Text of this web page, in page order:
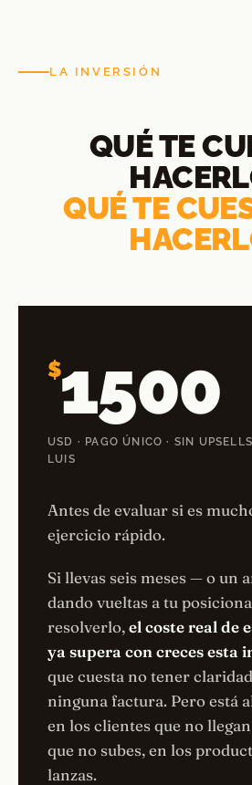
LA INVERSIÓN
QUÉ TE
QUÉ TE
$1500
USD · PAGO ÚNICO · SIN
LUIS
Antes de evaluar si es
ejercicio rápido.
Si llevas seis meses — o un
dando vueltas a tu
resolverlo,el coste real de
ya supera con creces esta
que cuesta no tener
ninguna factura. Pero está
en los clientes que no
que no subes, en los
lanzas.